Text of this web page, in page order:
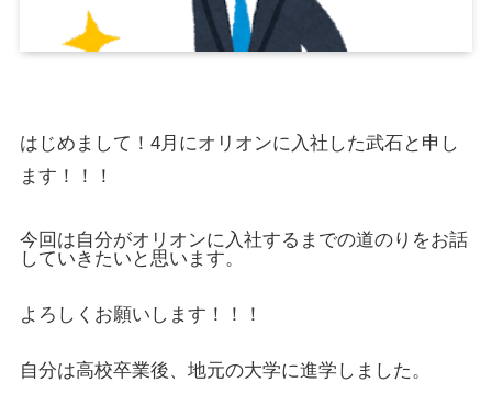
はじめまして！4月にオリオンに入社した武石と申し
ます！！！
今回は自分がオリオンに入社するまでの道のりをお話
していきたいと思います。
よろしくお願いします！！！
自分は高校卒業後、地元の大学に進学しました。